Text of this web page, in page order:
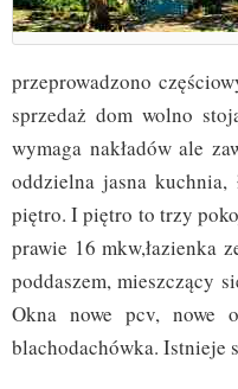
przeprowadzono
sprzedaż dom wolno
wymaga nakładów ale
oddzielna jasna
piętro. I piętro to trzy
prawie 16 mkw,łazienka
poddaszem, mieszczący
Okna nowe pcv, nowe
blachodachówka. Istnieje